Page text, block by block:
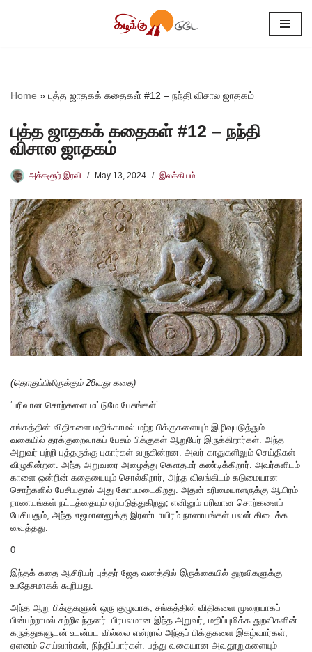
Home » புத்த ஜாதகக் கதைகள் #12 – நந்தி விசால ஜாதகம்
புத்த ஜாதகக் கதைகள் #12 – நந்தி
விசால ஜாதகம்
அக்களூர் இரவி May 13, 2024 இலக்கியம்
(தொகுப்பிலிருக்கும் 28வது கதை)
‘பரிவான சொற்களை மட்டுமே பேசுங்கள்’
சங்கத்தின் விதிகளை மதிக்காமல் மற்ற பிக்குகளையும் இழிவுபடுத்தும்
வகையில் தரக்குறைவாகப் பேசும் பிக்குகள் ஆறுபேர் இருக்கிறார்கள். அந்த
அறுவர் பற்றி புத்தருக்கு புகார்கள் வருகின்றன. அவர் காதுகளிலும் செய்திகள்
விழுகின்றன. அந்த அறுவரை அழைத்து கௌதமர் கண்டிக்கிறார். அவர்களிடம்
காளை ஒன்றின் கதையையும் சொல்கிறார்; அந்த விலங்கிடம் கடுமையான
சொற்களில் பேசியதால் அது கோபமடைகிறது. அதன் உரிமையாளருக்கு ஆயிரம்
நாணயங்கள் நட்டத்தையும் ஏற்படுத்துகிறது; எனினும் பரிவான சொற்களைப்
பேசியதும், அந்த எஜமானனுக்கு இரண்டாயிரம் நாணயங்கள் பலன் கிடைக்க
வைத்தது.
0
இந்தக் கதை ஆசிரியர் புத்தர் ஜேத வனத்தில் இருக்கையில் துறவிகளுக்கு
உபதேசமாகக் கூறியது.
அந்த ஆறு பிக்குகளுன் ஒரு குழுவாக, சங்கத்தின் விதிகளை முறையாகப்
பின்பற்றாமல் சுற்றிவந்தனர். பிரபலமான இந்த அறுவர், மதிப்புமிக்க துறவிகளின்
கருத்துகளுடன் உடன்பட வில்லை என்றால் அந்தப் பிக்குகளை இகழ்வார்கள்,
ஏளனம் செய்வார்கள், நிந்திப்பார்கள். பத்து வகையான அவதூறுகளையும்